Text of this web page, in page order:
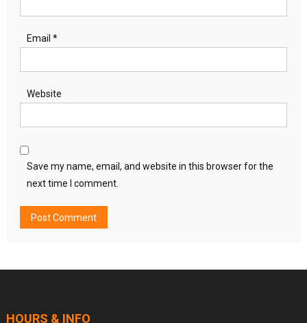
Email *
Website
Save my name, email, and website in this browser for the
next time I comment.
HOURS & INFO